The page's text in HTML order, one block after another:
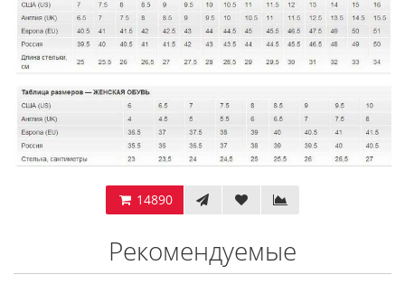
14890
Рекомендуемые